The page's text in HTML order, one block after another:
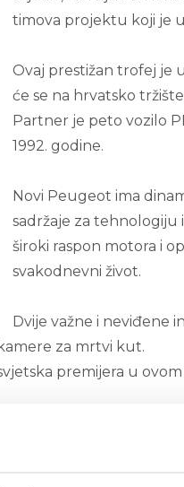
timova projektu koji je
Ovaj prestižan trofej je
će se na hrvatsko
Partner je peto vozilo
1992. godine.
Novi Peugeot ima
sadržaje za tehnologiju
široki raspon motora i
svakodnevni život.
Dvije važne i neviđene
za mrtvi kut.
premijera u
posla,
vremena u svom